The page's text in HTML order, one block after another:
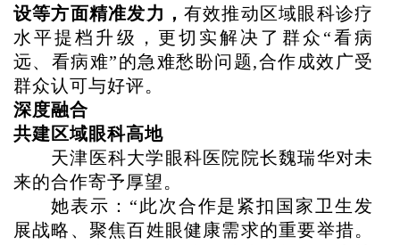
设等方面精准发力， 有效推动区域眼科诊疗
水平提档升级，更切实解决了群众 “看病
远、看病难”的急难愁盼问题,合作成效广受
群众认可与好评。
深度融合
共建区域眼科高地
天津医科大学眼科医院院长魏瑞华对未
来的合作寄予厚望。
她表示： “此次合作是紧扣国家卫生发
展战略、聚焦百姓眼健康需求的重要举措。